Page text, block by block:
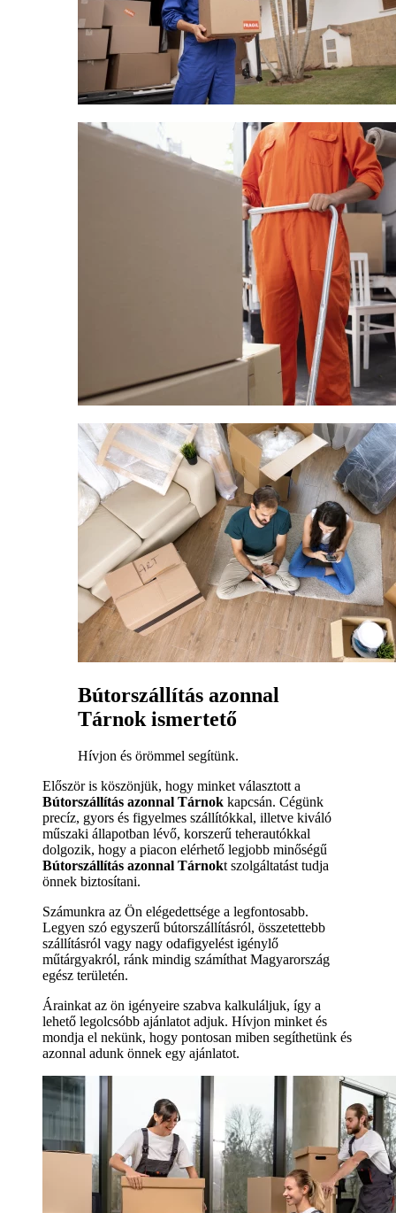
Bútorszállítás azonnal
Tárnok ismertető
Hívjon és örömmel segítünk.
Először is köszönjük, hogy minket választott a
Bútorszállítás azonnal Tárnok kapcsán. Cégünk
precíz, gyors és figyelmes szállítókkal, illetve kiváló
műszaki állapotban lévő, korszerű teherautókkal
dolgozik, hogy a piacon elérhető legjobb minőségű
Bútorszállítás azonnal Tárnokt szolgáltatást tudja
önnek biztosítani.
Számunkra az Ön elégedettsége a legfontosabb.
Legyen szó egyszerű bútorszállításról, összetettebb
szállításról vagy nagy odafigyelést igénylő
műtárgyakról, ránk mindig számíthat Magyarország
egész területén.
Árainkat az ön igényeire szabva kalkuláljuk, így a
lehető legolcsóbb ajánlatot adjuk. Hívjon minket és
mondja el nekünk, hogy pontosan miben segíthetünk és
azonnal adunk önnek egy ajánlatot.